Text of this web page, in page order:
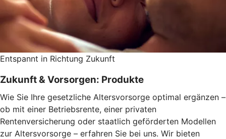
Entspannt in Richtung Zukunft
Zukunft & Vorsorgen: Produkte
Wie Sie Ihre gesetzliche Altersvorsorge optimal ergänzen –
ob mit einer Betriebsrente, einer privaten
Rentenversicherung oder staatlich geförderten Modellen
zur Altersvorsorge – erfahren Sie bei uns. Wir bieten